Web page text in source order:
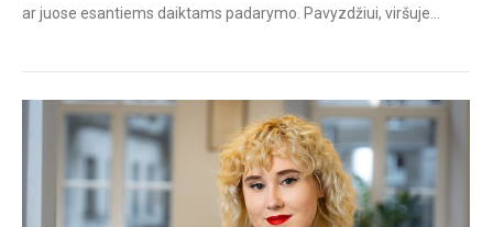
ar juose esantiems daiktams padarymo. Pavyzdžiui, viršuje…